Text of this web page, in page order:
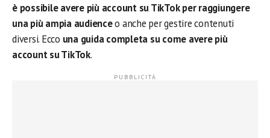
è possibile avere più account su TikTok per raggiungere
una più ampia audienceo anche per gestire contenuti
diversi. Ecco una guida completa su come avere più
account su TikTok.